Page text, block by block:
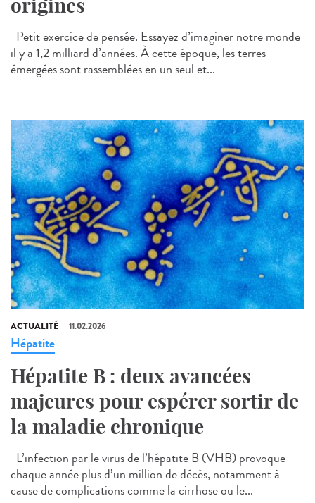
origines
Petit exercice de pensée. Essayez d’imaginer notre monde
il y a 1,2 milliard d’années. À cette époque, les terres
émergées sont rassemblées en un seul et...
ACTUALITÉ 11.02.2026
Hépatite
Hépatite B : deux avancées
majeures pour espérer sortir de
la maladie chronique
L’infection par le virus de l’hépatite B (VHB) provoque
chaque année plus d’un million de décès, notamment à
cause de complications comme la cirrhose ou le...